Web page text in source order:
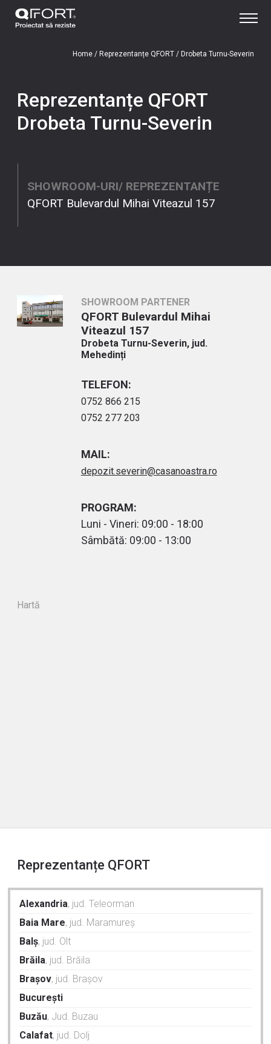
Home/ Reprezentanțe QFORT/ Drobeta Turnu-Severin
Reprezentanțe QFORT
Drobeta Turnu-Severin
SHOWROOM-URI/ REPREZENTANȚE
QFORT Bulevardul Mihai Viteazul 157
SHOWROOM PARTENER
QFORT Bulevardul Mihai
Viteazul 157
Drobeta Turnu-Severin, jud.
Mehedinți
TELEFON:
0752 866 215
0752 277 203
MAIL:
depozit.severin@casanoastra.ro
PROGRAM:
Luni - Vineri: 09:00 - 18:00
Sâmbătă: 09:00 - 13:00
Hartă
Reprezentanțe QFORT
Alexandria, jud. Teleorman
Baia Mare, jud. Maramureș
Balș, jud. Olt
Brăila, jud. Brăila
Brașov, jud. Brașov
București
Buzău, Jud. Buzau
Calafat, jud. Dolj